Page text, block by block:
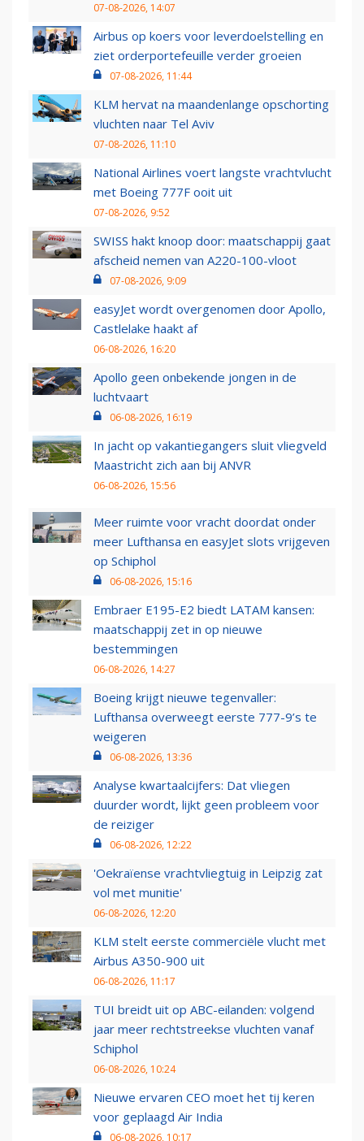
07-08-2026, 14:07
Airbus op koers voor leverdoelstelling en
ziet orderportefeuille verder groeien
07-08-2026, 11:44
KLM hervat na maandenlange opschorting
vluchten naar Tel Aviv
07-08-2026, 11:10
National Airlines voert langste vrachtvlucht
met Boeing 777F ooit uit
07-08-2026, 9:52
SWISS hakt knoop door: maatschappij gaat
afscheid nemen van A220-100-vloot
07-08-2026, 9:09
easyJet wordt overgenomen door Apollo,
Castlelake haakt af
06-08-2026, 16:20
Apollo geen onbekende jongen in de
luchtvaart
06-08-2026, 16:19
In jacht op vakantiegangers sluit vliegveld
Maastricht zich aan bij ANVR
06-08-2026, 15:56
Meer ruimte voor vracht doordat onder
meer Lufthansa en easyJet slots vrijgeven
op Schiphol
06-08-2026, 15:16
Embraer E195-E2 biedt LATAM kansen:
maatschappij zet in op nieuwe
bestemmingen
06-08-2026, 14:27
Boeing krijgt nieuwe tegenvaller:
Lufthansa overweegt eerste 777-9’s te
weigeren
06-08-2026, 13:36
Analyse kwartaalcijfers: Dat vliegen
duurder wordt, lijkt geen probleem voor
de reiziger
06-08-2026, 12:22
'Oekraïense vrachtvliegtuig in Leipzig zat
vol met munitie'
06-08-2026, 12:20
KLM stelt eerste commerciële vlucht met
Airbus A350-900 uit
06-08-2026, 11:17
TUI breidt uit op ABC-eilanden: volgend
jaar meer rechtstreekse vluchten vanaf
Schiphol
06-08-2026, 10:24
Nieuwe ervaren CEO moet het tij keren
voor geplaagd Air India
06-08-2026, 10:17